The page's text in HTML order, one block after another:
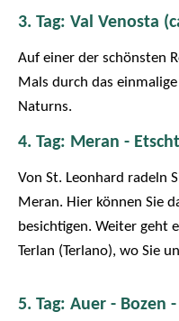
3. Tag: Val Venosta
Auf einer der schönsten
Mals durch das
Naturns.
4. Tag: Meran -
Von St. Leonhard radeln
Meran. Hier können Sie
besichtigen. Weiter geht
Terlan (Terlano), wo Sie
5. Tag: Auer - Bozen